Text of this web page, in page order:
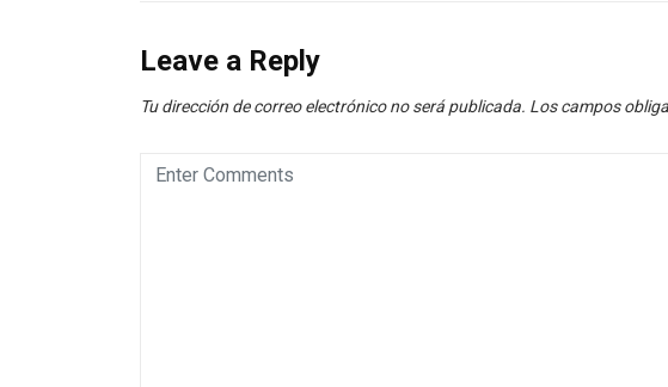
Leave a Reply
Tu dirección de correo electrónico no será publicada. Los campos